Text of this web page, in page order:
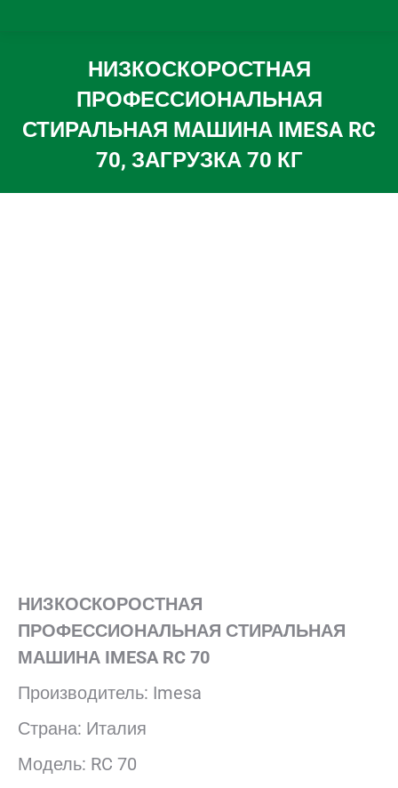
НИЗКОСКОРОСТНАЯ
ПРОФЕССИОНАЛЬНАЯ
СТИРАЛЬНАЯ МАШИНА IMESA RC
70, ЗАГРУЗКА 70 КГ
Вы здесь:
НИЗКОСКОРОСТНАЯ
ПРОФЕССИОНАЛЬНАЯ СТИРАЛЬНАЯ
МАШИНА IMESA RC 70
Производитель: Imesa
Страна: Италия
Модель: RC 70